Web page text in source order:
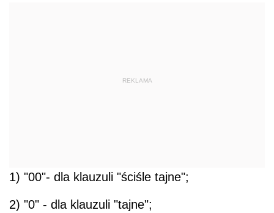
REKLAMA
1) "00"- dla klauzuli "ściśle tajne";
2) "0" - dla klauzuli "tajne";